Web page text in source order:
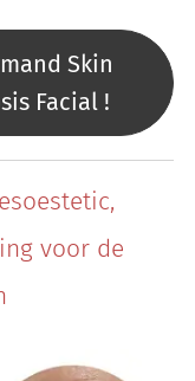
Skin
Facial !
voor de